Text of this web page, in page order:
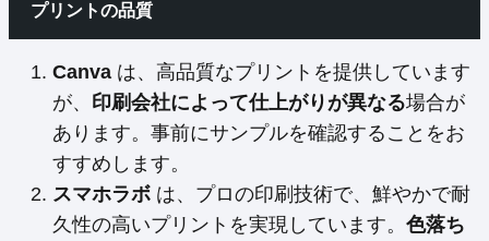
プリントの品質
Canva は、高品質なプリントを提供しています
が、 印刷会社によって仕上がりが異なる場合が
あります。事前にサンプルを確認することをお
すすめします。
スマホラボ は、プロの印刷技術で、鮮やかで耐
久性の高いプリントを実現しています。 色落ち